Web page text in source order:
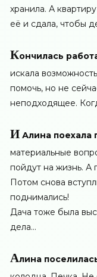
хранила. А
её и сдала, чтобы
Кончилась
искала
помочь, но не
неподходящее.
И Алина поехала
материальные
пойдут на жизнь. А
Потом снова
поднимались!
Дача тоже была
дела…
Алина